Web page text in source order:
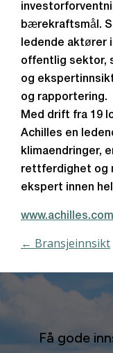
bærekraftsmål.
ledende aktører
offentlig sektor,
og
og rapportering.
Med drift fra 19
Achilles en
klimaendringer,
rettferdighet og
ekspert innen
www.achilles.com
← Bransjeinnsikt
Få gode